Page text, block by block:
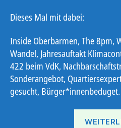
Dieses Mal mit dabei:
Inside Oberbarmen, The 8pm,
Wandel, Jahresauftakt
422 beim VdK,
Sonderangebot,
gesucht, Bürger*innenbeduget.